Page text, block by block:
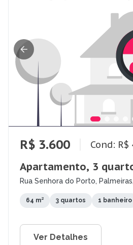
R$ 3.600 Cond: R$
Apartamento, 3
Rua Senhora do Porto,
64 m² 3 quartos 1 banheiro
Ver Detalhes